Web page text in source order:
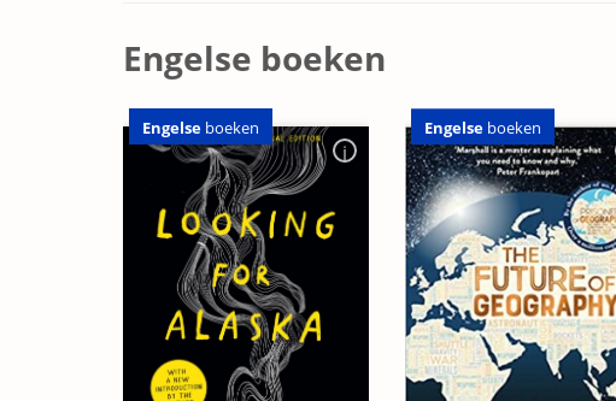
Engelse boeken
Engelse boeken Engelse boeken